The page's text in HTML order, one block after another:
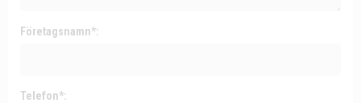
Företagsnamn*:
Telefon*: